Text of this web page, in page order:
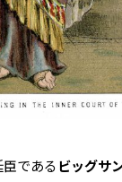
臣である ビッグサ